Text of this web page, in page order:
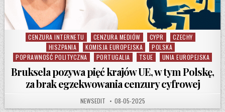
Posted in
CENZURA INTERNETU CENZURA MEDIÓW CYPR
CZECHY
HISZPANIA
KOMISJA EUROPEJSKA
POLSKA
POPRAWNOŚĆ POLITYCZNA
PORTUGALIA TSUE UNIA EUROPEJSKA
Bruksela pozywa pięć krajów UE, w tym Polskę,
za brak egzekwowania cenzury cyfrowej
AUTHOR:
NEWSEDIT PUBLISHED DATE:
08-05-2025